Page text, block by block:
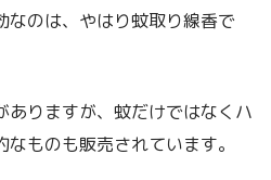
なのは、やはり蚊取り線香で
ありますが、蚊だけではなくハ
ものも販売されています。